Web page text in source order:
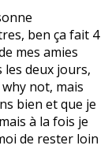
ben ça fait 4
mes amies
les deux jours,
why not, mais
bien et que je
à la fois je
de rester loin